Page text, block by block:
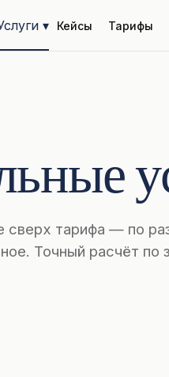
▾ Кейсы Тарифы
сверх тарифа — по
Точный расчёт по